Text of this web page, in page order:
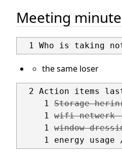
Meeting
the same loser
2 Action items
     1
Storage-
     1
wifi netwerk
     1
window